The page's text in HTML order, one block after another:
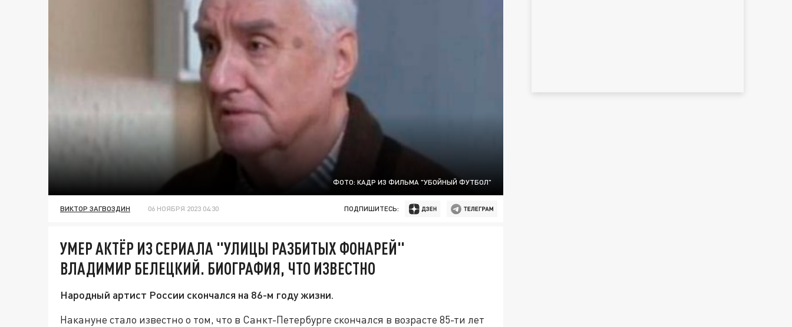
ФОТО: КАДР ИЗ ФИЛЬМА "УБОЙНЫЙ ФУТБОЛ"
ВИКТОР ЗАГВОЗДИН 06 НОЯБРЯ 2023 04:30 ПОДПИШИТЕСЬ:
УМЕР АКТЁР ИЗ СЕРИАЛА "УЛИЦЫ РАЗБИТЫХ ФОНАРЕЙ"
ВЛАДИМИР БЕЛЕЦКИЙ. БИОГРАФИЯ, ЧТО ИЗВЕСТНО
Народный артист России скончался на 86-м году жизни.
Накануне стало известно о том, что в Санкт-Петербурге скончался в возрасте 85-ти лет